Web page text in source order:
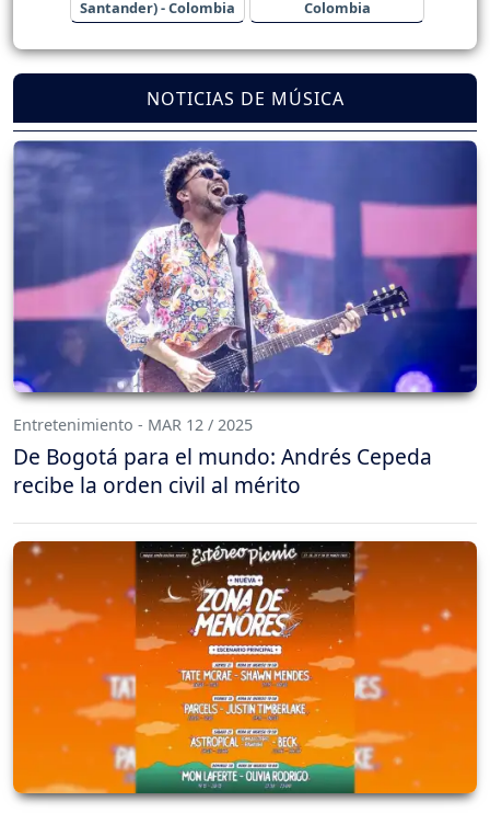
Santander) - Colombia Colombia
NOTICIAS DE MÚSICA
Entretenimiento - MAR 12 / 2025
De Bogotá para el mundo: Andrés Cepeda
recibe la orden civil al mérito